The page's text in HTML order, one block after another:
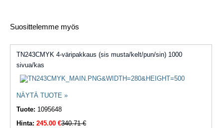
Suosittelemme myös
TN243CMYK 4-väripakkaus (sis musta/kelt/pun/sin) 1000
sivua/kas
NÄYTÄ TUOTE »
Tuote: 1095648
Hinta: 245.00 €340.71 €